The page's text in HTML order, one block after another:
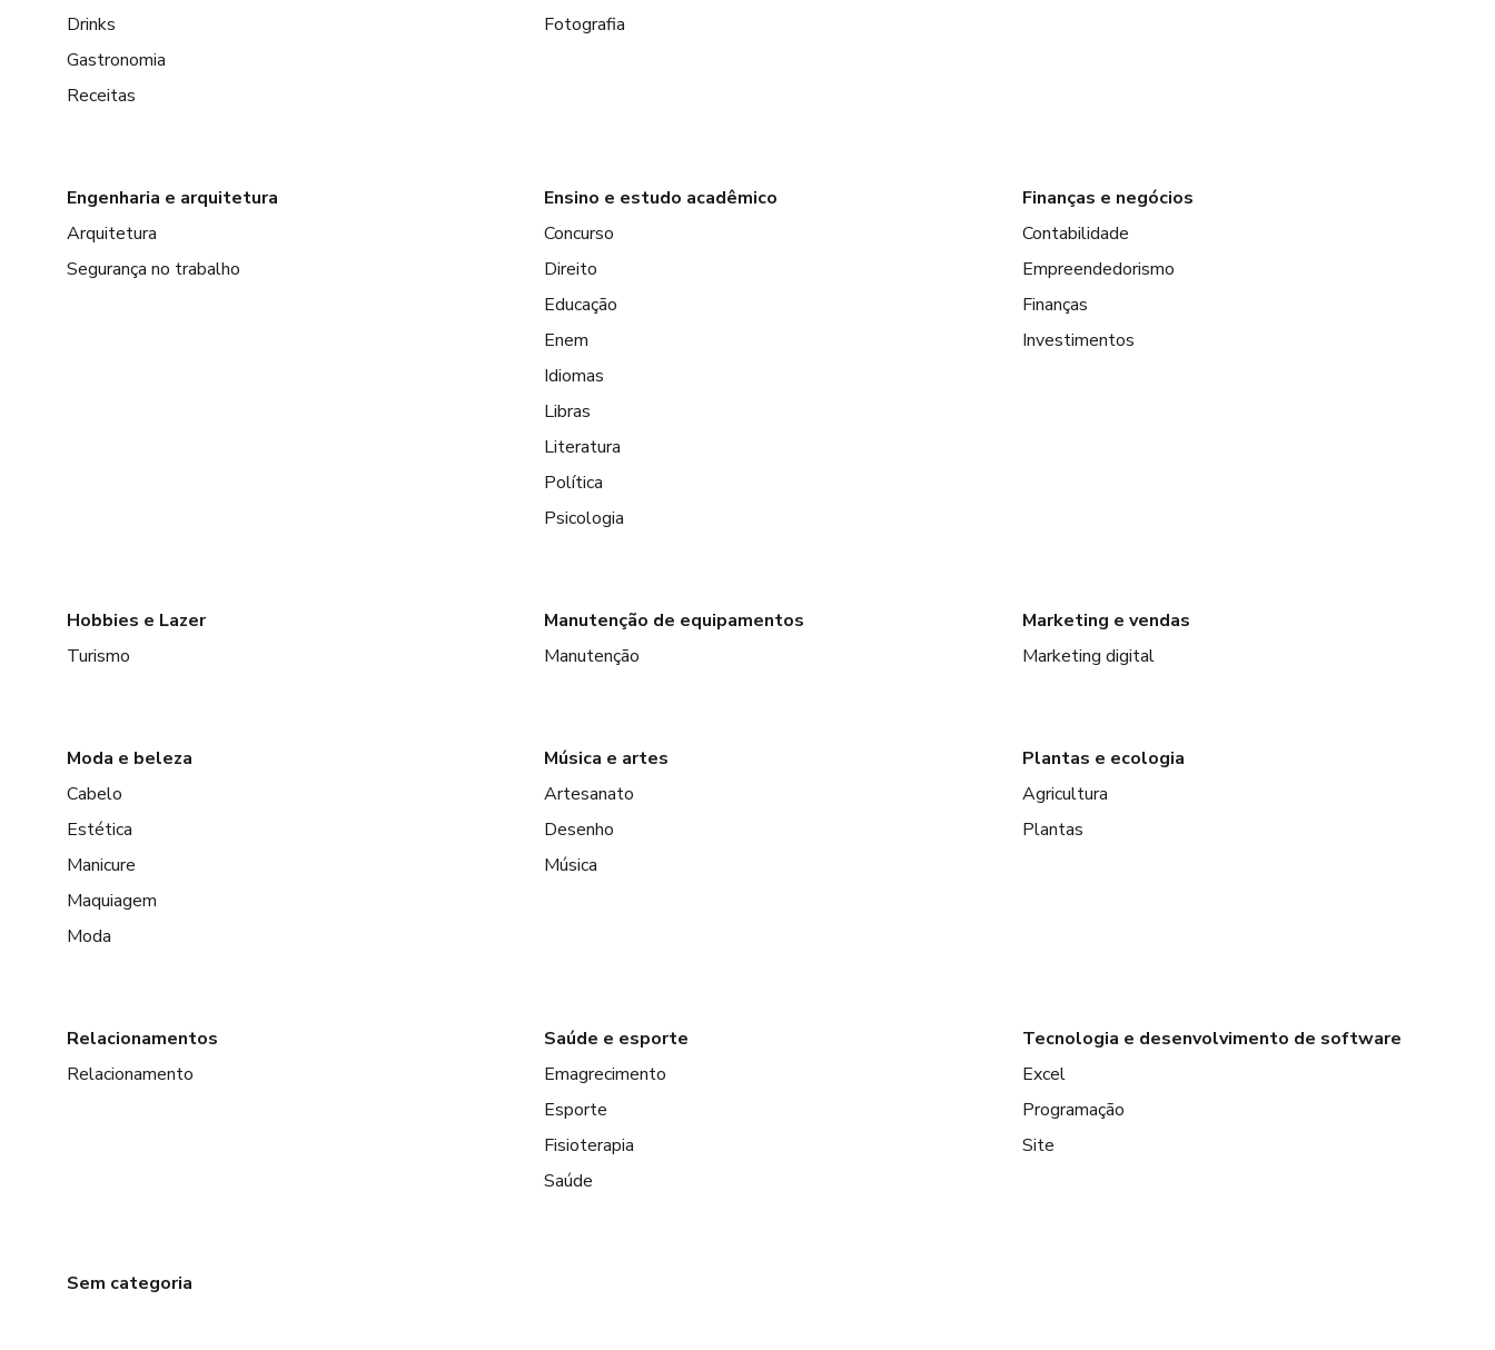
Drinks
Gastronomia
Receitas
Fotografia
Engenharia e arquitetura
Arquitetura
Segurança no trabalho
Ensino e estudo acadêmico
Concurso
Direito
Educação
Enem
Idiomas
Libras
Literatura
Política
Psicologia
Finanças e negócios
Contabilidade
Empreendedorismo
Finanças
Investimentos
Hobbies e Lazer
Turismo
Manutenção de equipamentos
Manutenção
Marketing e vendas
Marketing digital
Moda e beleza
Cabelo
Estética
Manicure
Maquiagem
Moda
Música e artes
Artesanato
Desenho
Música
Plantas e ecologia
Agricultura
Plantas
Relacionamentos
Relacionamento
Saúde e esporte
Emagrecimento
Esporte
Fisioterapia
Saúde
Tecnologia e desenvolvimento de software
Excel
Programação
Site
Sem categoria